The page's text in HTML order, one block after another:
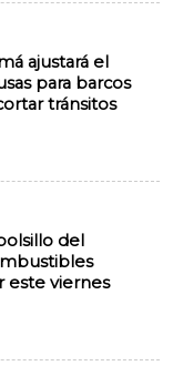
ajustará el
para barcos
tránsitos
del
este viernes